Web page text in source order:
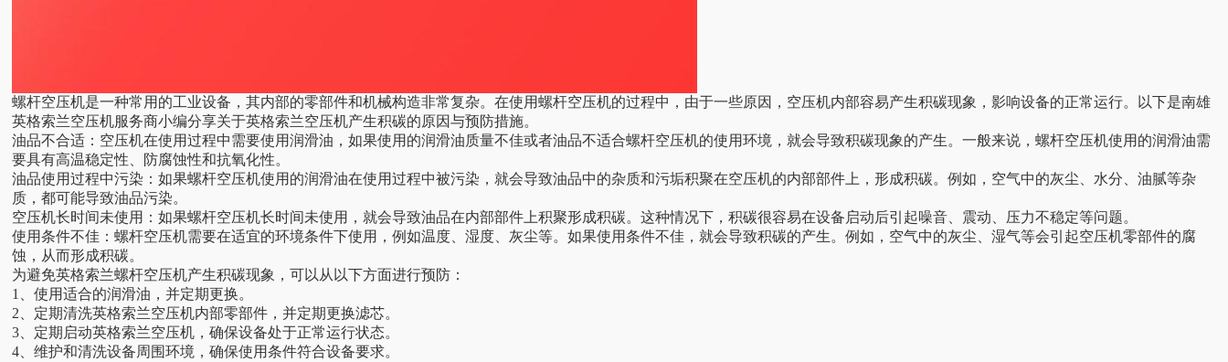
螺杆空压机是一种常用的工业设备，其内部的零部件和机械构造非常复杂。在使用螺杆空压机的过程中，由于一些原因，空压机内部容易产生积碳现象，影响设备的正常运行。以下是南雄
英格索兰空压机服务商小编分享关于英格索兰空压机产生积碳的原因与预防措施。
油品不合适：空压机在使用过程中需要使用润滑油，如果使用的润滑油质量不佳或者油品不适合螺杆空压机的使用环境，就会导致积碳现象的产生。一般来说，螺杆空压机使用的润滑油需
要具有高温稳定性、防腐蚀性和抗氧化性。
油品使用过程中污染：如果螺杆空压机使用的润滑油在使用过程中被污染，就会导致油品中的杂质和污垢积聚在空压机的内部部件上，形成积碳。例如，空气中的灰尘、水分、油腻等杂
质，都可能导致油品污染。
空压机长时间未使用：如果螺杆空压机长时间未使用，就会导致油品在内部部件上积聚形成积碳。这种情况下，积碳很容易在设备启动后引起噪音、震动、压力不稳定等问题。
使用条件不佳：螺杆空压机需要在适宜的环境条件下使用，例如温度、湿度、灰尘等。如果使用条件不佳，就会导致积碳的产生。例如，空气中的灰尘、湿气等会引起空压机零部件的腐
蚀，从而形成积碳。
为避免英格索兰螺杆空压机产生积碳现象，可以从以下方面进行预防：
1、使用适合的润滑油，并定期更换。
2、定期清洗英格索兰空压机内部零部件，并定期更换滤芯。
3、定期启动英格索兰空压机，确保设备处于正常运行状态。
4、维护和清洗设备周围环境，确保使用条件符合设备要求。